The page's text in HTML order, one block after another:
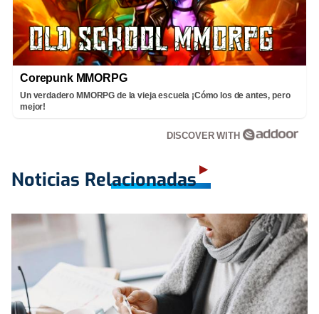
Corepunk MMORPG
Un verdadero MMORPG de la vieja escuela ¡Cómo los de antes, pero
mejor!
DISCOVER WITH
Noticias Relacionadas